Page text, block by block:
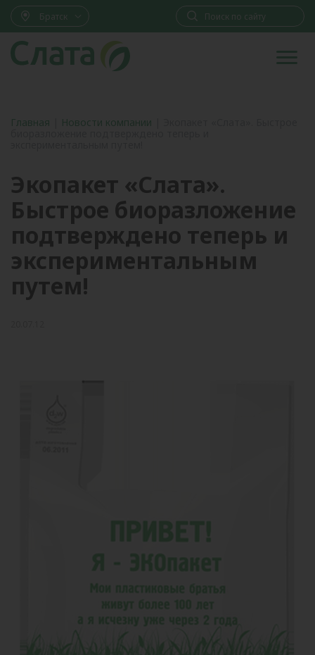
Братск
Главная Новости компании
Экопакет «Слата».
Быстрое биоразложение
подтверждено теперь и
экспериментальным
путем!